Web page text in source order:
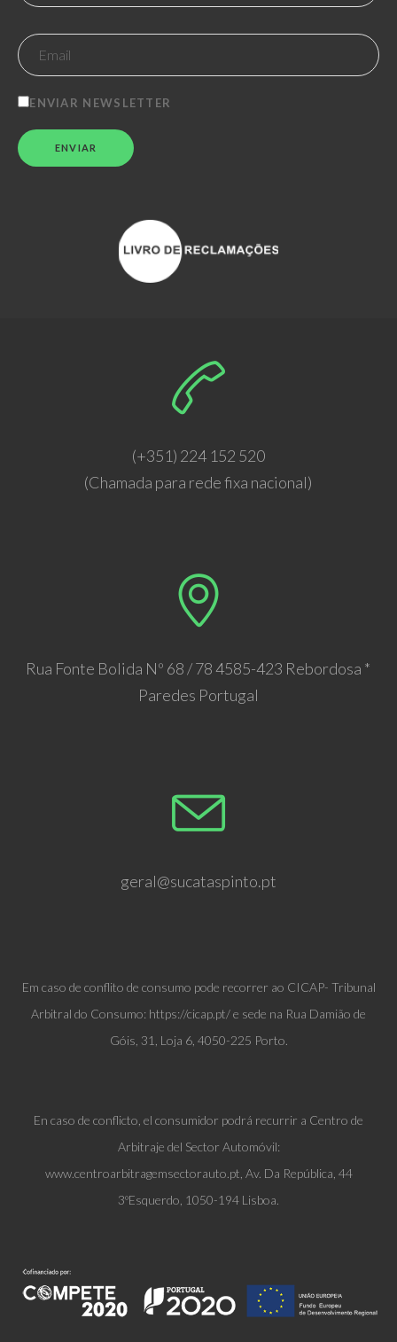
ENVIAR NEWSLETTER
(+351) 224 152 520
(Chamada para rede fixa nacional)
Rua Fonte Bolida Nº 68 / 78 4585-423 Rebordosa *
Paredes Portugal
geral@sucataspinto.pt
Em caso de conflito de consumo pode recorrer ao CICAP- Tribunal
Arbitral do Consumo: https://cicap.pt/ e sede na Rua Damião de
Góis, 31, Loja 6, 4050-225 Porto.
En caso de conflicto, el consumidor podrá recurrir a Centro de
Arbitraje del Sector Automóvil:
www.centroarbitragemsectorauto.pt, Av. Da República, 44
3ºEsquerdo, 1050-194 Lisboa.